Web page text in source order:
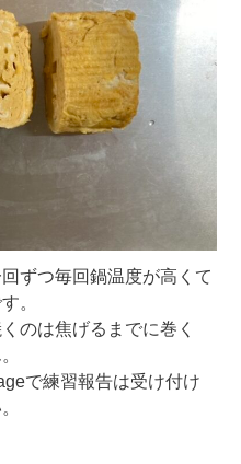
ずつ毎回鍋温度が高くて
。
のは焦げるまでに巻く
で練習報告は受け付け